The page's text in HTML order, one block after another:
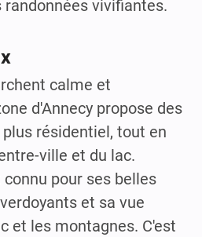
vivifiantes.
calme et
d'Annecy propose des
résidentiel, tout en
ville et du lac.
pour ses belles
et sa vue
et les montagnes. C'est